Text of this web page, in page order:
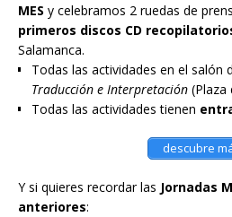
MES y celebramos 2 ruedas de
primeros discos CD
Salamanca.
Todas las actividades en el salón
Traducción e Interpretación (Plaza
Todas las actividades tienen
descubre
Y si quieres recordar las Jornadas
anteriores: